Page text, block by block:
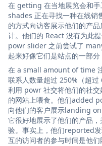
在 getting 在当地展览会和
shades 正在寻找一种在线销
的方式向访客展示他们的产
计。他们的 React 没有为此
powr slider 之前尝试了
起来好像它们是站点的一部分
在 a small amount of time
联系人数量超过 250%（超
利用 powr 社交将他们的社
的网站上喂食。他们added
向他们的客户展示landing on
它很好地展示了他们的产品
验。事实上，他们reported
互的访问者的参与时间是他们